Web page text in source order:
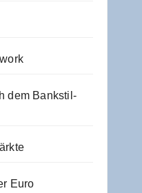
dem Bankstil-
Euro